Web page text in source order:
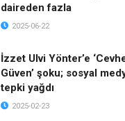
daireden fazla
2025-06-22
İzzet Ulvi Yönter’e
Güven’ şoku; sosyal
tepki yağdı
2025-02-23